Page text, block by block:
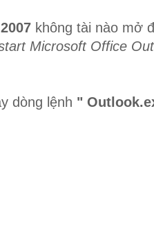
không tài nào mở
Microsoft Office
dòng lệnh "